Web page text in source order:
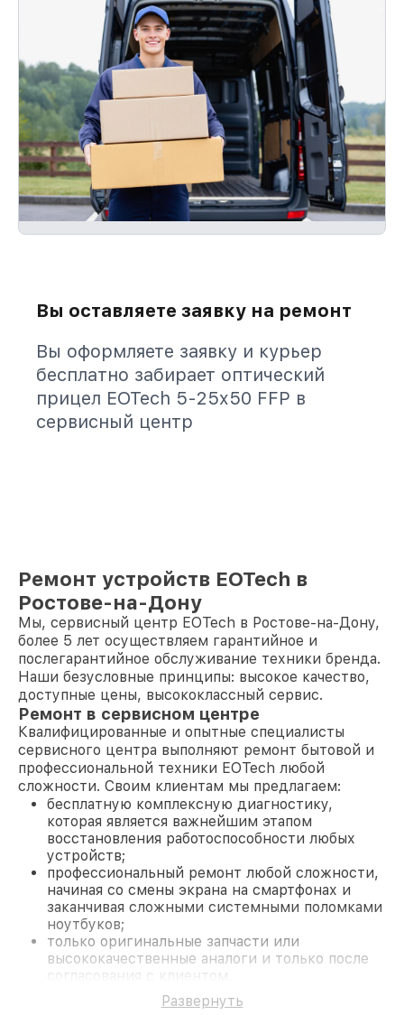
Вы оставляете заявку на ремонт
Вы оформляете заявку и курьер
бесплатно забирает оптический
прицел EOTech 5-25x50 FFP в
сервисный центр
Ремонт устройств EOTech в
Ростове-на-Дону
Мы, сервисный центр EOTech в Ростове-на-Дону,
более 5 лет осуществляем гарантийное и
послегарантийное обслуживание техники бренда.
Наши безусловные принципы: высокое качество,
доступные цены, высококлассный сервис.
Ремонт в сервисном центре
Квалифицированные и опытные специалисты
сервисного центра выполняют ремонт бытовой и
профессиональной техники EOTech любой
сложности. Своим клиентам мы предлагаем:
бесплатную комплексную диагностику,
которая является важнейшим этапом
восстановления работоспособности любых
устройств;
профессиональный ремонт любой сложности,
начиная со смены экрана на смартфонах и
заканчивая сложными системными поломками
ноутбуков;
только оригинальные запчасти или
высококачественные аналоги и только после
согласования с клиентом.
На все работы и замененные комплектующие
предоставляется длительная гарантия. В случае
Развернуть